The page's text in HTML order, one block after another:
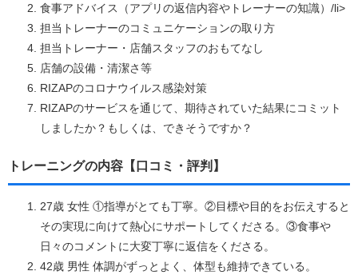
食事アドバイス（アプリの返信内容やトレーナーの知識）/li>
担当トレーナーのコミュニケーションの取り方
担当トレーナー・店舗スタッフのおもてなし
店舗の設備・清潔さ等
RIZAPのコロナウイルス感染対策
RIZAPのサービスを通じて、期待されていた結果にコミット
しましたか？もしくは、できそうですか？
トレーニングの内容【口コミ・評判】
27歳 女性 ①指導がとても丁寧。②目標や目的をお伝えすると
その実現に向けて熱心にサポートしてくださる。③食事や
日々のコメントに大変丁寧に返信をくださる。
42歳 男性 体調がずっとよく、体型も維持できている。